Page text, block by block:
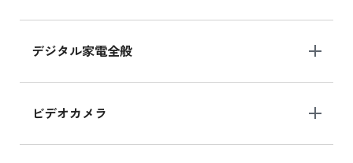
デジタル家電全般
ビデオカメラ
iPad Air 11インチ シリーズ
iPad Air 11インチ の新品買取価格
iPhone 15 128GB シリーズ